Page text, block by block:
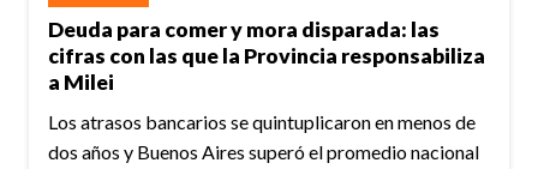
Deuda para comer y mora disparada: las
cifras con las que la Provincia responsabiliza
a Milei
Los atrasos bancarios se quintuplicaron en menos de
dos años y Buenos Aires superó el promedio nacional